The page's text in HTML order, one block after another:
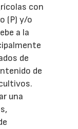
con
(P) y/o
a la
de
de
una